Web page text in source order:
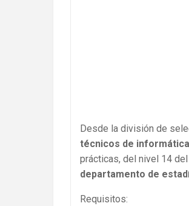
Desde la división de
técnicos de informática
prácticas, del nivel 14
departamento de
Requisitos: